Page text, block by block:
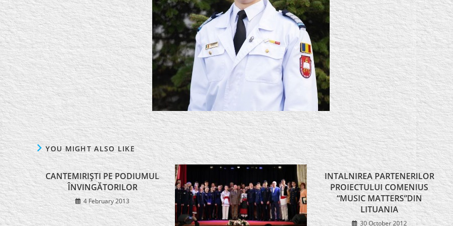
YOU MIGHT ALSO LIKE
CANTEMIRIŞTI PE PODIUMUL
ÎNVINGĂTORILOR
4 February 2013
INTALNIREA PARTENERILOR
PROIECTULUI COMENIUS
“MUSIC MATTERS”DIN
LITUANIA
30 October 2012